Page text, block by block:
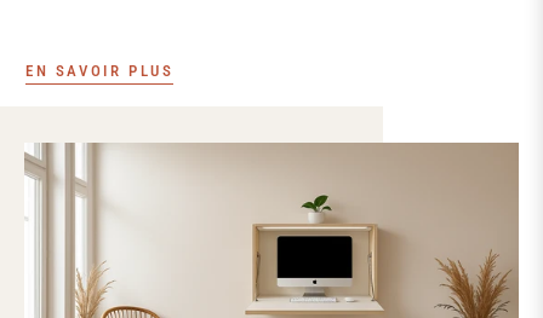
EN SAVOIR PLUS